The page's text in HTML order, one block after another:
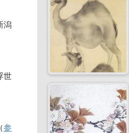
潟
世
参